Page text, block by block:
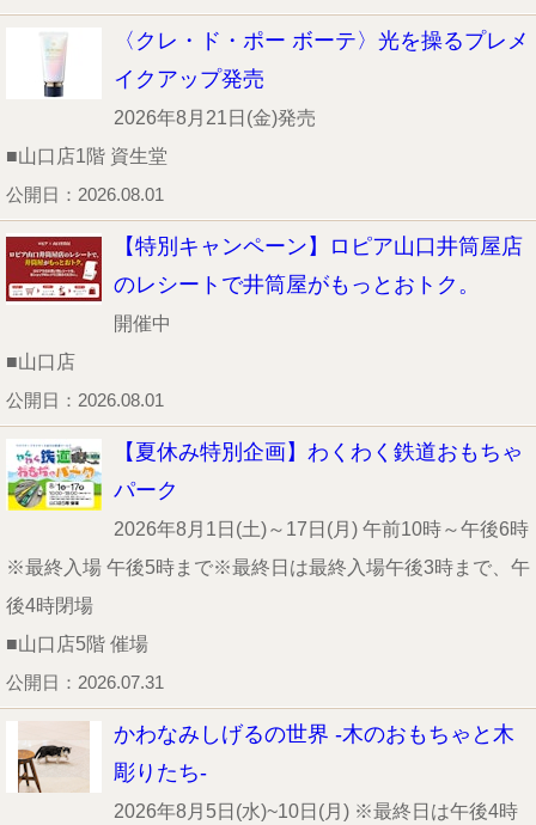
〈クレ・ド・ポー ボーテ〉光を操るプレメ
イクアップ発売
2026年8月21日(金)発売
■山口店1階 資生堂
公開日：2026.08.01
【特別キャンペーン】ロピア山口井筒屋店
のレシートで井筒屋がもっとおトク。
開催中
■山口店
公開日：2026.08.01
【夏休み特別企画】わくわく鉄道おもちゃ
パーク
2026年8月1日(土)～17日(月) 午前10時～午後6時
※最終入場 午後5時まで※最終日は最終入場午後3時まで、午
後4時閉場
■山口店5階 催場
公開日：2026.07.31
かわなみしげるの世界 -木のおもちゃと木
彫りたち-
2026年8月5日(水)~10日(月) ※最終日は午後4時